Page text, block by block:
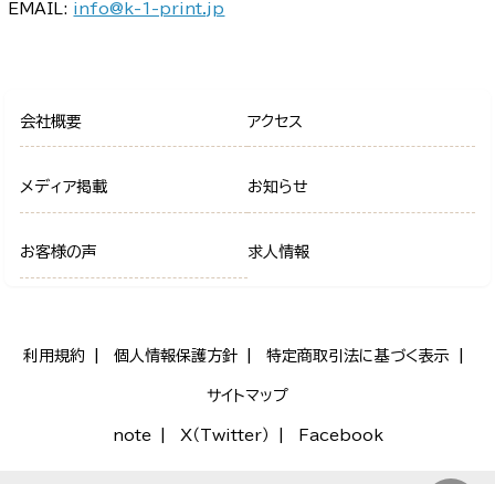
EMAIL: info@k-1-print.jp
会社概要 アクセス
メディア掲載 お知らせ
お客様の声 求人情報
利用規約 個人情報保護方針 特定商取引法に基づく表示
サイトマップ
note X（Twitter） Facebook